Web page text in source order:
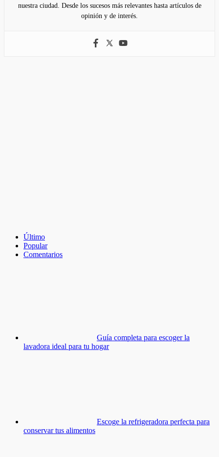
nuestra ciudad. Desde los sucesos más relevantes hasta artículos de
opinión y de interés.
Último
Popular
Comentarios
Guía completa para escoger la
lavadora ideal para tu hogar
Escoge la refrigeradora perfecta para
conservar tus alimentos